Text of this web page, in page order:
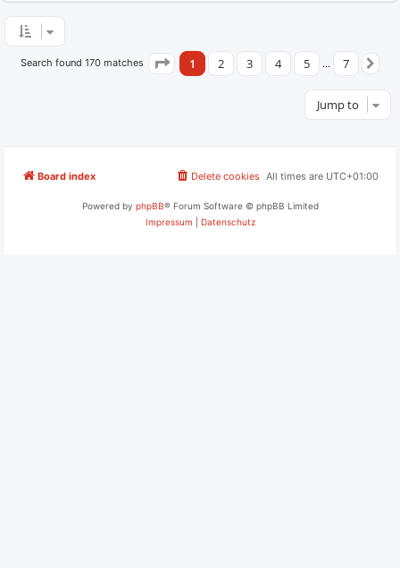
Search found 170 matches Page of
1 2 3 4 5 … 7
Jump to
Board index All times are UTC+01:00
Delete cookies
Powered by phpBB® Forum Software © phpBB Limited
Impressum
Datenschutz